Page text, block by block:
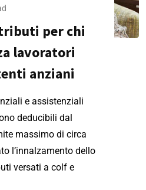
per chi
lavoratori
anziani
e assistenziali
deducibili dal
massimo di circa
l’innalzamento dello
versati a colf e